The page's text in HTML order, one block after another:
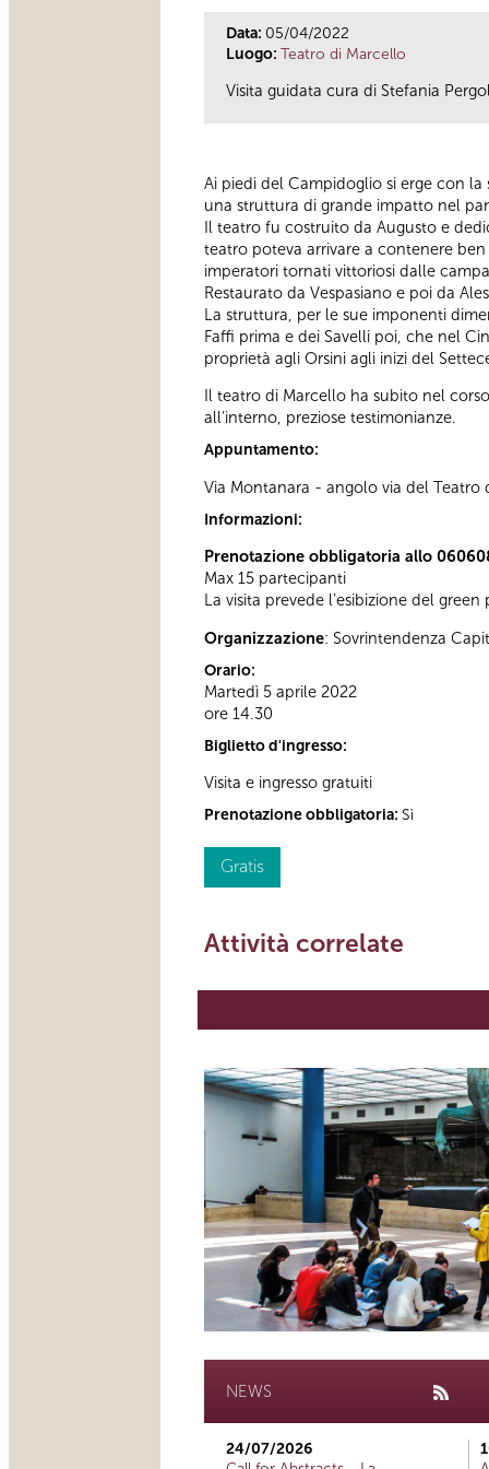
Data: 05/04/2022
Luogo: Teatro di Marcello
Visita guidata cura di Stefania
Ai piedi del Campidoglio si erge con
una struttura di grande impatto nel
Il teatro fu costruito da Augusto e
teatro poteva arrivare a contenere
imperatori tornati vittoriosi dalle
Restaurato da Vespasiano e poi da
La struttura, per le sue imponenti
Faffi prima e dei Savelli poi, che nel
proprietà agli Orsini agli inizi del
Il teatro di Marcello ha subito nel
all’interno, preziose testimonianze.
Appuntamento:
Via Montanara - angolo via del Teatro
Informazioni:
Prenotazione obbligatoria allo
Max 15 partecipanti
La visita prevede l’esibizione del
Organizzazione: Sovrintendenza
Orario:
Martedì 5 aprile 2022
ore 14.30
Biglietto d'ingresso:
Visita e ingresso gratuiti
Prenotazione obbligatoria: Sì
Gratis
Attività correlate
NEWS
24/07/2026